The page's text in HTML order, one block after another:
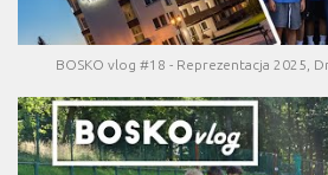
BOSKO vlog #18 - Reprezentacja 2025,